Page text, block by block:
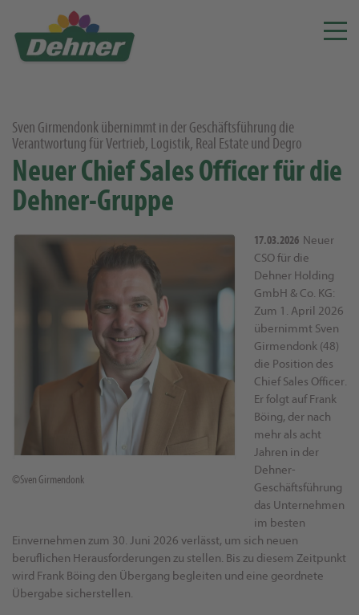
Sven Girmendonk übernimmt in der Geschäftsführung die
Verantwortung für Vertrieb, Logistik, Real Estate und Degro
Neuer Chief Sales Officer für die
Dehner-Gruppe
©Sven Girmendonk
17.03.2026 Neuer
CSO für die
Dehner Holding
GmbH & Co. KG:
Zum 1. April 2026
übernimmt Sven
Girmendonk (48)
die Position des
Chief Sales Officer.
Er folgt auf Frank
Böing, der nach
mehr als acht
Jahren in der
Dehner-
Geschäftsführung
das Unternehmen
im besten
Einvernehmen zum 30. Juni 2026 verlässt, um sich neuen
beruflichen Herausforderungen zu stellen. Bis zu diesem Zeitpunkt
wird Frank Böing den Übergang begleiten und eine geordnete
Übergabe sicherstellen.